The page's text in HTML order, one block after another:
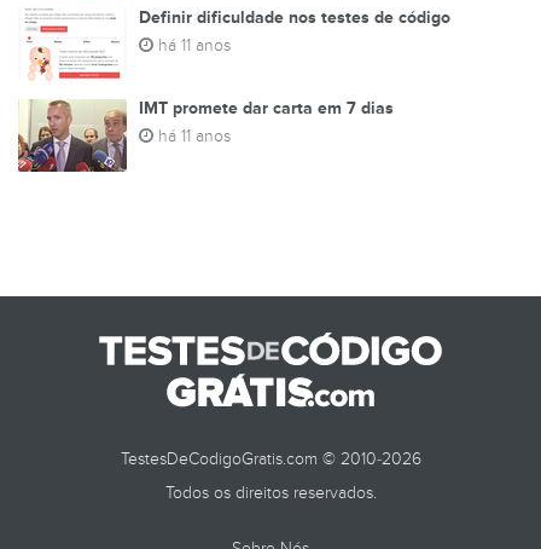
Definir dificuldade nos testes de código
há 11 anos
IMT promete dar carta em 7 dias
há 11 anos
TestesDeCodigoGratis.com © 2010-2026
Todos os direitos reservados.